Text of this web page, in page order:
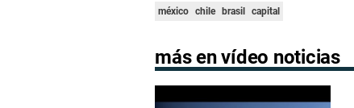
méxico chile brasil capital
más en vídeo noticias